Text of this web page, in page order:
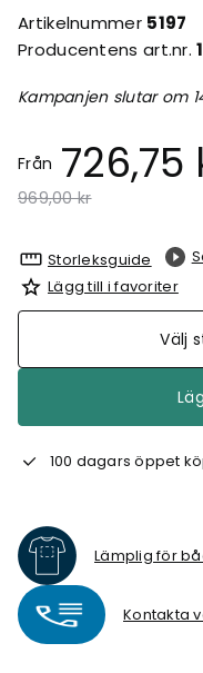
Artikelnummer 5197
Producentens art.nr.
Kampanjen slutar om
Från 726,75
Pris nedsatt från
969,00 krtill
Storleksguide
Lägg till i favoriter
Välj
100 dagars öppet
Lämplig för
Kontakta